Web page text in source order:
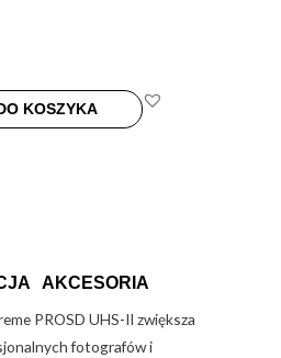
KOSZYKA
AKCESORIA
PROSD UHS-II zwiększa
fotografów i